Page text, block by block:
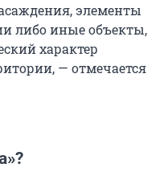
элементы
либо иные объекты,
характер
— отмечается